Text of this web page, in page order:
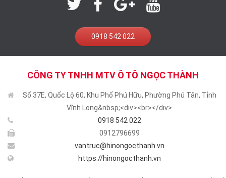
0918 542 022
CÔNG TY TNHH MTV Ô TÔ NGỌC THÀNH
Số 37E, Quốc Lộ 60, Khu Phố Phú Hữu, Phường Phú Tân, Tỉnh
Vĩnh Long&nbsp;<div><br></div>
0918 542 022
0912796699
vantruc@hinongocthanh.vn
https://hinongocthanh.vn